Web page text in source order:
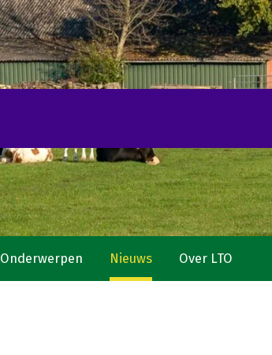
Onderwerpen Nieuws Over LTO